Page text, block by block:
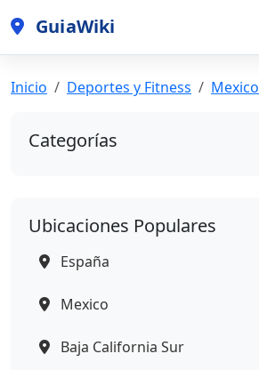
GuiaWiki
Inicio Deportes y Fitness Mexico
Categorías
Ubicaciones Populares
España
Mexico
Baja California Sur